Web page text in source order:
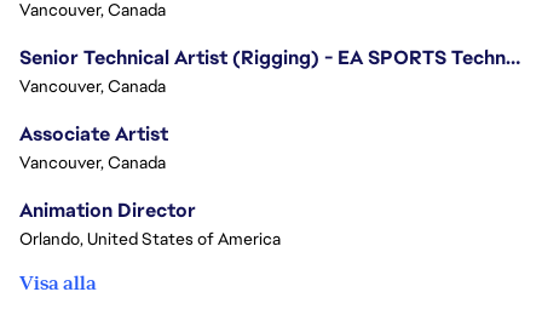
Vancouver, Canada
Senior Technical Artist (Rigging) - EA SPORTS Technology
Vancouver, Canada
Associate Artist
Vancouver, Canada
Animation Director
Orlando, United States of America
Visa alla